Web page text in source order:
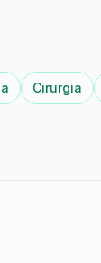
Cirurgia